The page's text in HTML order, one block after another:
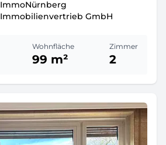
ImmoNürnberg
Immobilienvertrieb GmbH
Wohnfläche
99 m²
Zimmer
2